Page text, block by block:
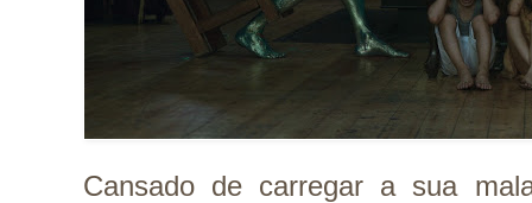
Cansado de carregar a sua